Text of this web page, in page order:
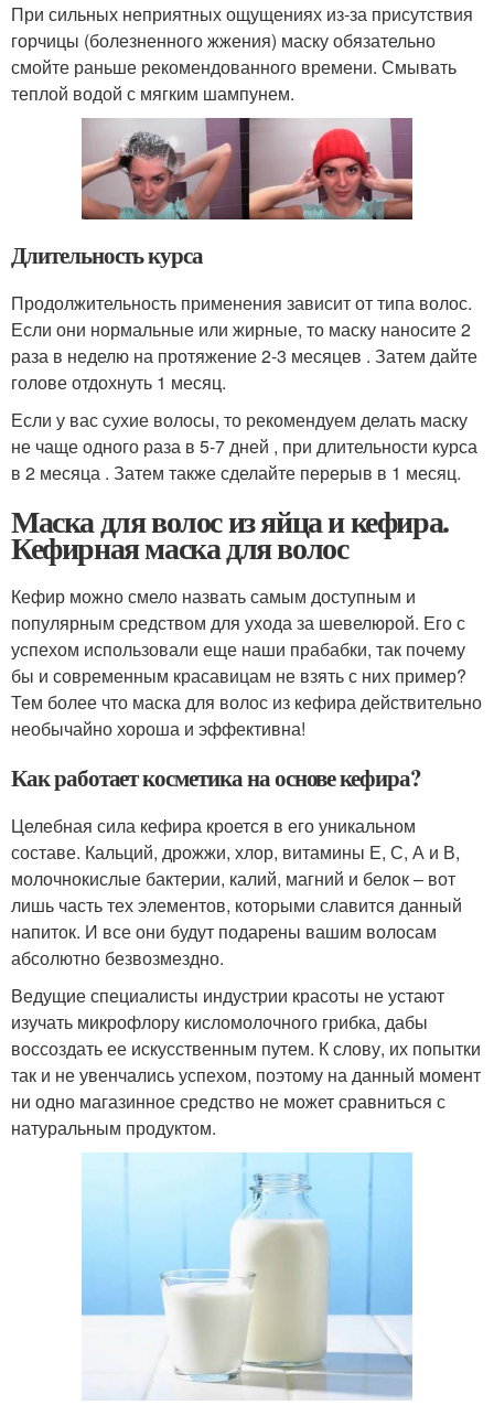
При сильных неприятных ощущениях из-за присутствия
горчицы (болезненного жжения) маску обязательно
смойте раньше рекомендованного времени. Смывать
теплой водой с мягким шампунем.
Длительность курса
Продолжительность применения зависит от типа волос.
Если они нормальные или жирные, то маску наносите 2
раза в неделю на протяжение 2-3 месяцев . Затем дайте
голове отдохнуть 1 месяц.
Если у вас сухие волосы, то рекомендуем делать маску
не чаще одного раза в 5-7 дней , при длительности курса
в 2 месяца . Затем также сделайте перерыв в 1 месяц.
Маска для волос из яйца и кефира.
Кефирная маска для волос
Кефир можно смело назвать самым доступным и
популярным средством для ухода за шевелюрой. Его с
успехом использовали еще наши прабабки, так почему
бы и современным красавицам не взять с них пример?
Тем более что маска для волос из кефира действительно
необычайно хороша и эффективна!
Как работает косметика на основе кефира?
Целебная сила кефира кроется в его уникальном
составе. Кальций, дрожжи, хлор, витамины Е, С, А и В,
молочнокислые бактерии, калий, магний и белок – вот
лишь часть тех элементов, которыми славится данный
напиток. И все они будут подарены вашим волосам
абсолютно безвозмездно.
Ведущие специалисты индустрии красоты не устают
изучать микрофлору кисломолочного грибка, дабы
воссоздать ее искусственным путем. К слову, их попытки
так и не увенчались успехом, поэтому на данный момент
ни одно магазинное средство не может сравниться с
натуральным продуктом.